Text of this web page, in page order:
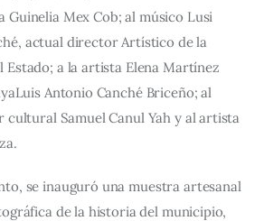
Guinelia Mex Cob; al músico Lusi
actual director Artístico de la
Estado; a la artista Elena Martínez
Antonio Canché Briceño; al
Samuel Canul Yah y al artista
se inauguró una muestra artesanal
de la historia del municipio,